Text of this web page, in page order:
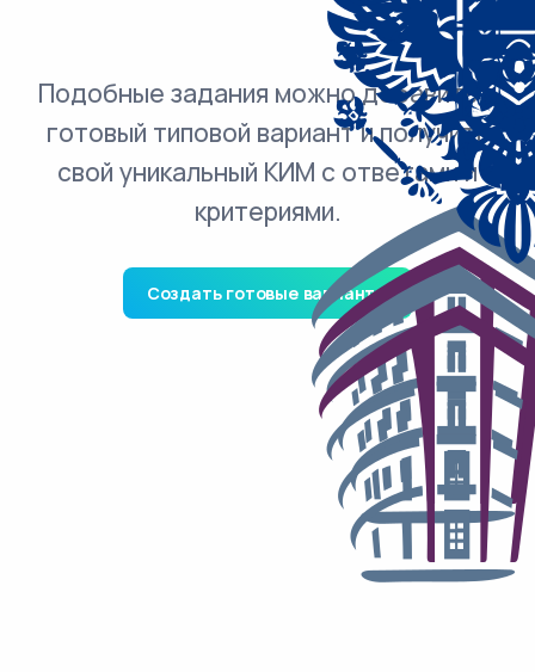
Подобные задания можно добавить в
готовый типовой вариант и получить
свой уникальный КИМ с ответами и
критериями.
Создать готовые варианты